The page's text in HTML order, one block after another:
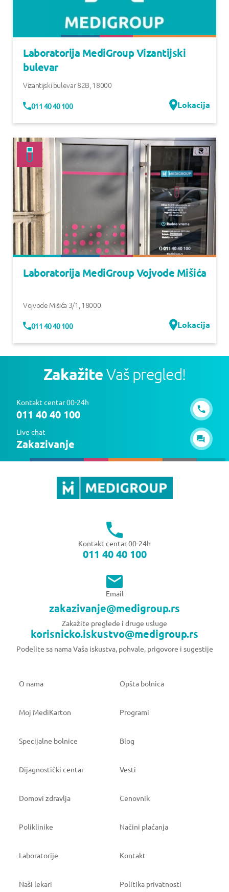
Laboratorija MediGroup Vizantijski
bulevar
Vizantijski bulevar 82B,18000
011 40 40 100 Lokacija
Laboratorija MediGroup Vojvode Mišića
Vojvode Mišića 3/1 18000
011 40 40 100 Lokacija
ZakažiteVaš pregled!
Kontakt centar 00-24h
011 40 40 100
Live chat
Zakazivanje
Kontakt centar 00-24h
011 40 40 100
Email
zakazivanje@medigroup.rs
Zakažite preglede i druge usluge
korisnicko.iskustvo@medigroup.rs
Podelite sa nama Vaša iskustva, pohvale, prigovore i sugestije
O nama Opšta bolnica
Moj MediKarton Programi
Specijalne bolnice Blog
Dijagnostički centar Vesti
Domovi zdravlja Cenovnik
Poliklinike Načini plaćanja
Laboratorije Kontakt
Naši lekari Politika privatnosti